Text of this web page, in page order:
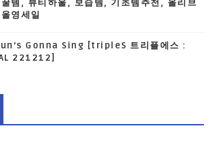
템, 뷰티하울, 보습템, 기초템추천, 올리브
영세일
Gonna Sing [tripleS 트리플에스 :
221212]